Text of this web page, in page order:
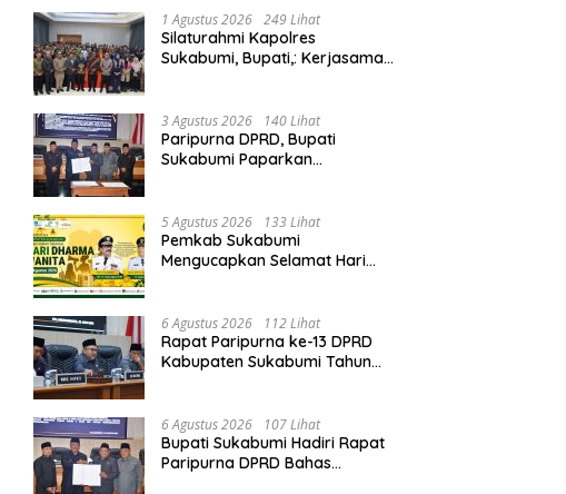
1 Agustus 2026 249 Lihat
Silaturahmi Kapolres
Sukabumi, Bupati,: Kerjasama
3 Agustus 2026 140 Lihat
Paripurna DPRD, Bupati
Sukabumi Paparkan
5 Agustus 2026 133 Lihat
Pemkab Sukabumi
Mengucapkan Selamat Hari
6 Agustus 2026 112 Lihat
Rapat Paripurna ke-13 DPRD
Kabupaten Sukabumi Tahun
6 Agustus 2026 107 Lihat
Bupati Sukabumi Hadiri Rapat
Paripurna DPRD Bahas